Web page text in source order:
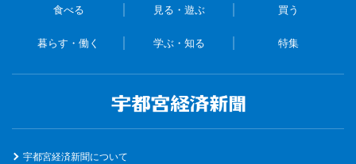
食べる 見る・遊ぶ 買う
暮らす・働く 学ぶ・知る 特集
宇都宮経済新聞について